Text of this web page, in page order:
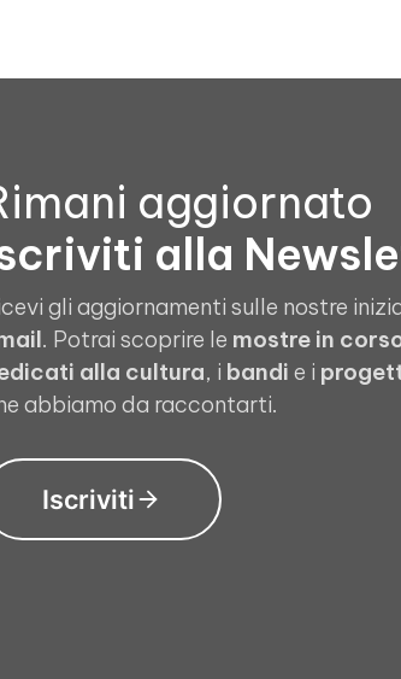
aggiornato
alla
gli aggiornamenti sulle nostre
. Potrai scoprire le mostre in
alla cultura, i bandi e i
abbiamo da raccontarti.
Iscriviti